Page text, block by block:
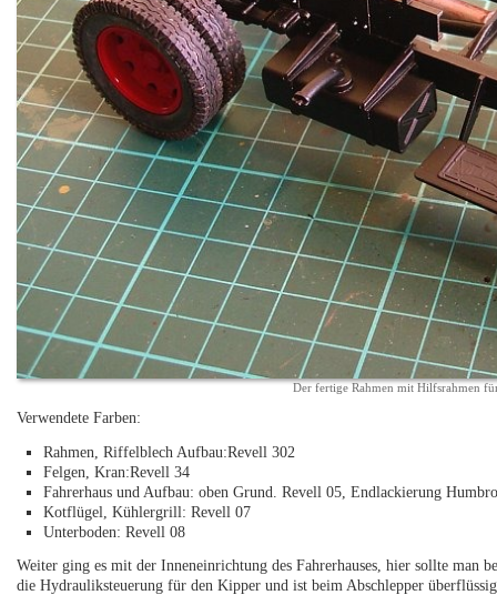
Der fertige Rahmen mit Hilfsrahmen
Verwendete Farben:
Rahmen, Riffelblech Aufbau:Revell 302
Felgen, Kran:Revell 34
Fahrerhaus und Aufbau: oben Grund. Revell 05, Endlackierung
Kotflügel, Kühlergrill: Revell 07
Unterboden: Revell 08
Weiter ging es mit der Inneneinrichtung des Fahrerhauses, hier sollte man
die Hydrauliksteuerung für den Kipper und ist beim Abschlepper